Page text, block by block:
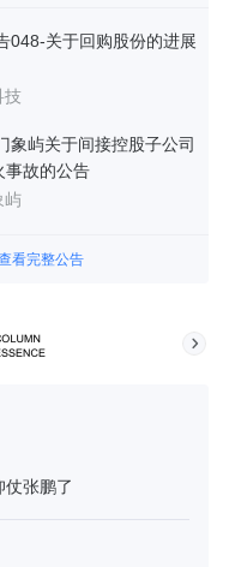
048-关于回购股份的进展
技
象屿关于间接控股子公司
事故的公告
屿
看完整公告
仗张鹏了